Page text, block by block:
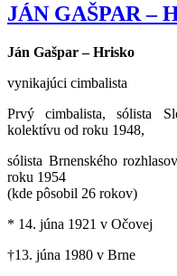
JÁN GAŠPAR –
Ján Gašpar – Hrisko
vynikajúci cimbalista
Prvý cimbalista, sólista
kolektívu od roku 1948,
sólista Brnenského
roku 1954
(kde pôsobil 26 rokov)
* 14. júna 1921 v Očovej
†13. júna 1980 v Brne